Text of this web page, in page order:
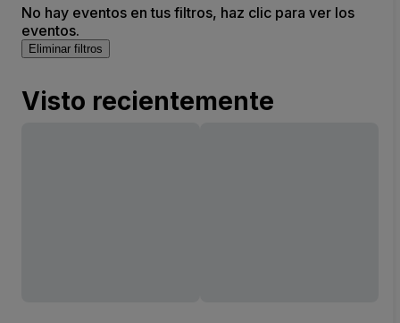
No hay eventos en tus filtros, haz clic para ver los
eventos.
Eliminar filtros
Visto recientemente